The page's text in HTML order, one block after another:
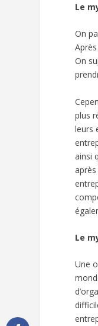
Le
On
On
plus
leurs
ainsi
Le
Une